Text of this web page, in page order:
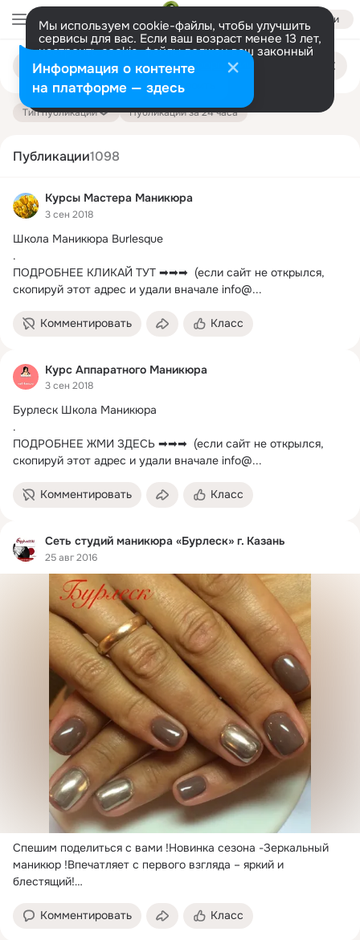
Войти
Мы используем cookie-файлы, чтобы улучшить
сервисы для вас. Если ваш возраст менее 13 лет,
настроить cookie-файлы должен ваш законный
представитель. Больше информации
Разрешить все Настроить
Поиск
публикациям
Тип публикации Публикации за 24 часа
Публикации1098
Курсы Мастера Маникюра
3 сен 2018
Школа Маникюра Burlesque
.
ПОДРОБНЕЕ КЛИКАЙ ТУТ ➡➡➡  (если сайт не открылся,
скопируй этот адрес и удали вначале info@...
Комментировать Класс
Курс Аппаратного Маникюра
3 сен 2018
Бурлеск Школа Маникюра
.
ПОДРОБНЕЕ ЖМИ ЗДЕСЬ ➡➡➡  (если сайт не открылся,
скопируй этот адрес и удали вначале info@...
Комментировать Класс
Сеть студий маникюра «Бурлеск» г. Казань
25 авг 2016
Спешим поделиться с вами !Новинка сезона -Зеркальный
маникюр !Впечатляет с первого взгляда – яркий и
блестящий!
Комментировать
Класс
Информация о контенте
на платформе — здесь